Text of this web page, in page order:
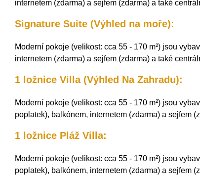
internetem (zdarma) a sejfem (zdarma) a také
Signature Suite (Výhled na moře):
Moderní pokoje (velikost: cca 55 - 170 m²) jsou
internetem (zdarma) a sejfem (zdarma) a také
1 ložnice Villa (Výhled Na Zahradu):
Moderní pokoje (velikost: cca 55 - 170 m²) jsou
poplatek), balkónem, internetem (zdarma) a sejfem
1 ložnice Pláž Villa:
Moderní pokoje (velikost: cca 55 - 170 m²) jsou
poplatek), balkónem, internetem (zdarma) a sejfem